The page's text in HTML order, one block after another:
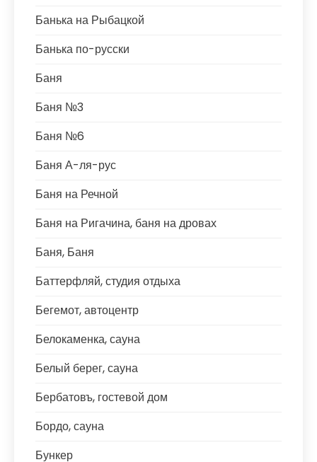
Банька на Рыбацкой
Банька по-русски
Баня
Баня №3
Баня №6
Баня А-ля-рус
Баня на Речной
Баня на Ригачина, баня на дровах
Баня, Баня
Баттерфляй, студия отдыха
Бегемот, автоцентр
Белокаменка, сауна
Белый берег, сауна
Бербатовъ, гостевой дом
Бордо, сауна
Бункер